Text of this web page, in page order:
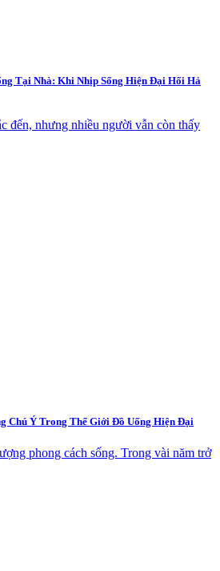
Tại Nhà: Khi Nhịp Sống Hiện Đại Hối Hả
đến, nhưng nhiều người vẫn còn thấy
Chú Ý Trong Thế Giới Đồ Uống Hiện Đại
phong cách sống. Trong vài năm trở